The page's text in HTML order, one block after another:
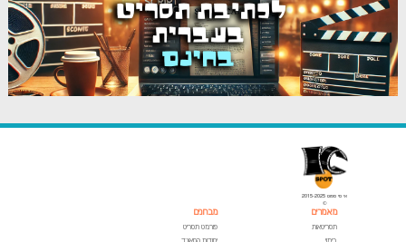
אי סי ספוט 2015-2025
©
מאמרים
תסריטאות
מבחנים
פורמט תסריט